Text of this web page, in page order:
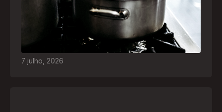
O inverno chegou e, com ele, práticas perigosas
para espantar o frio voltam a ser comuns. Saiba
quais são os riscos e como agir em caso de
7 julho 2026